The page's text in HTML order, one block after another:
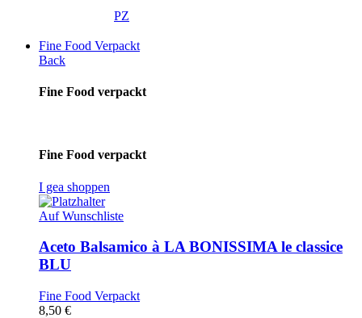
PZ
Fine Food Verpackt
Back
Fine Food verpackt
Fine Food verpackt
I gea shoppen
Auf Wunschliste
Aceto Balsamico à LA BONISSIMA le classice
BLU
Fine Food Verpackt
8,50 €